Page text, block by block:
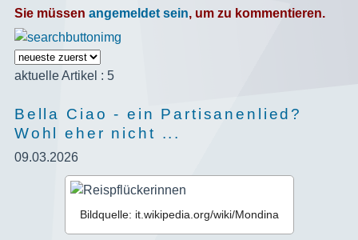
Sie müssen angemeldet sein, um zu kommentieren.
aktuelle Artikel : 5
Bella Ciao - ein Partisanenlied?
Wohl eher nicht ...
09.03.2026
Bildquelle: it.wikipedia.org/wiki/Mondina